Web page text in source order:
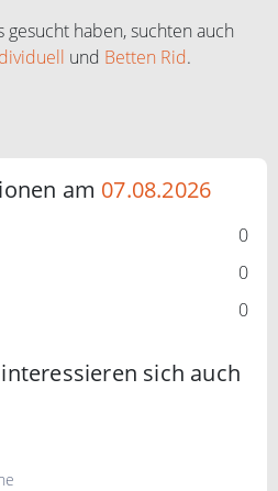
haben, suchten auch
und Betten Rid.
am 07.08.2026
0
0
0
sich auch